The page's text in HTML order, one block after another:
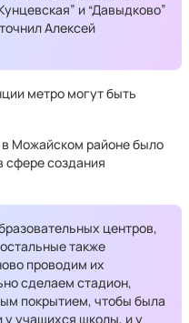
и “Давыдково”
Алексей
метро могут быть
Можайском районе было
сфере создания
центров,
также
проводим их
сделаем стадион,
покрытием, чтобы была
у учащихся школы, и у